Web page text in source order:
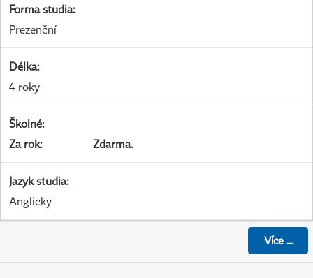
Forma studia:
Prezenční
Délka:
4 roky
Školné:
Za rok: Zdarma.
Jazyk studia:
Anglicky
Více...